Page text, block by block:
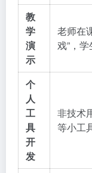
教
学
演
示
老师在
戏”，
个
人
工
具
开
发
非技术
等小工